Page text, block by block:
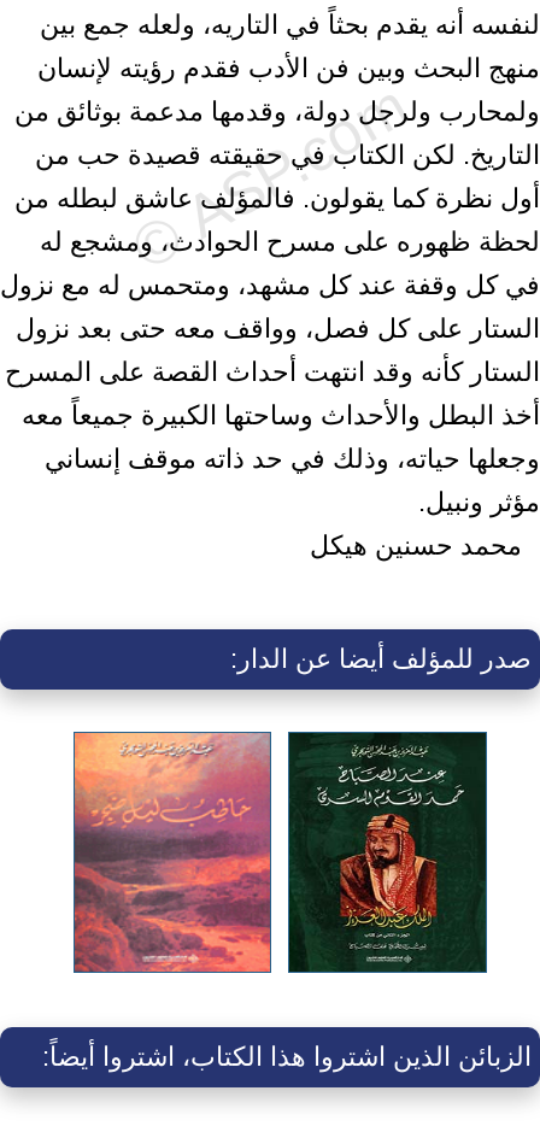
لنفسه أنه يقدم بحثاً في التاريه، ولعله جمع بين
منهج البحث وبين فن الأدب فقدم رؤيته لإنسان
ولمحارب ولرجل دولة، وقدمها مدعمة بوثائق من
التاريخ. لكن الكتاب في حقيقته قصيدة حب من
أول نظرة كما يقولون. فالمؤلف عاشق لبطله من
لحظة ظهوره على مسرح الحوادث، ومشجع له
في كل وقفة عند كل مشهد، ومتحمس له مع نزول
الستار على كل فصل، وواقف معه حتى بعد نزول
الستار كأنه وقد انتهت أحداث القصة على المسرح
أخذ البطل والأحداث وساحتها الكبيرة جميعاً معه
وجعلها حياته، وذلك في حد ذاته موقف إنساني
مؤثر ونبيل.
محمد حسنين هيكل
صدر للمؤلف أيضا عن الدار:
الزبائن الذين اشتروا هذا الكتاب، اشتروا أيضاً: